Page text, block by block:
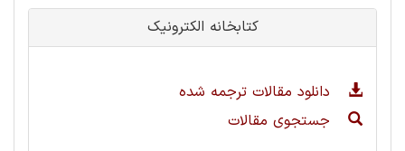
کتابخانه الکترونیک
دانلود مقالات ترجمه شده
جستجوی مقالات